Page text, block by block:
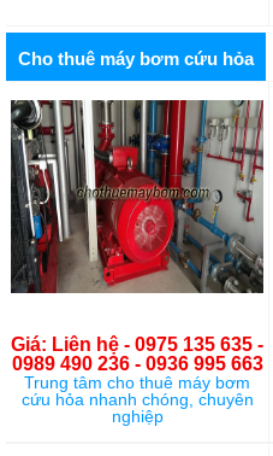
Cho thuê máy bơm cứu hỏa
Giá: Liên hệ - 0975 135 635 -
0989 490 236 - 0936 995 663
Trung tâm cho thuê máy bơm
cứu hỏa nhanh chóng, chuyên
nghiệp